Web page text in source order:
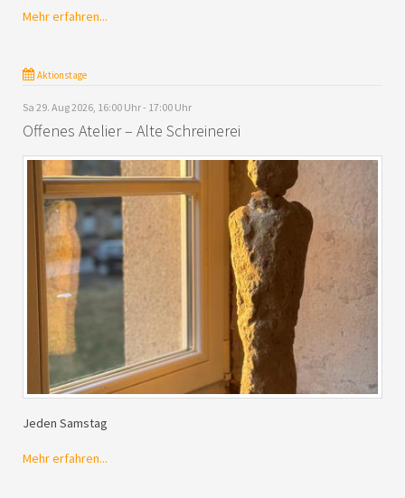
Mehr erfahren...
Aktionstage
Sa 29. Aug 2026, 16:00 Uhr - 17:00 Uhr
Offenes Atelier – Alte Schreinerei
Jeden Samstag
Mehr erfahren...